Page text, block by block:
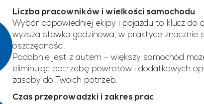
Liczba pracowników i wielkości samochodu
Wybór odpowiedniej ekipy i pojazdu to klucz do
wyższa stawka godzinowa, w praktyce znacznie
oszczędności.
Podobnie jest z autem – większy samochód
eliminując potrzebę powrotów i dodatkowych
zasoby do Twoich potrzeb.
Czas przeprowadzki i zakres prac